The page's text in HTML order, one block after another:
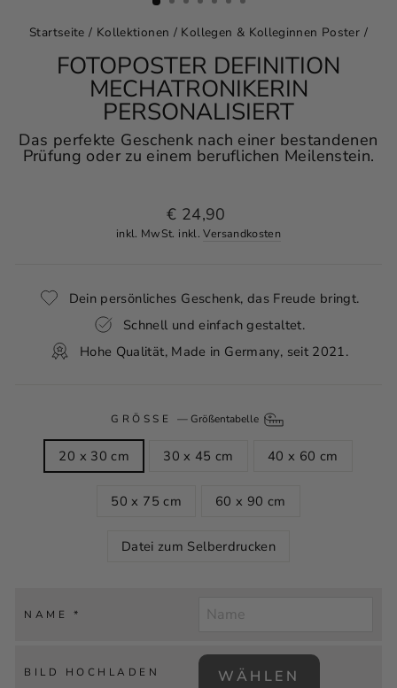
Startseite / Kollektionen / Kollegen & Kolleginnen Poster /
FOTOPOSTER DEFINITION
MECHATRONIKERIN
PERSONALISIERT
Das perfekte Geschenk nach einer bestandenen
Prüfung oder zu einem beruflichen Meilenstein.
Normaler
Preis
€ 24,90
inkl. MwSt. inkl.Versandkosten
Dein persönliches Geschenk, das Freude bringt.
Schnell und einfach gestaltet.
Hohe Qualität, Made in Germany, seit 2021.
GRÖSSE —Größentabelle
20 x 30 cm 30 x 45 cm 40 x 60 cm
50 x 75 cm 60 x 90 cm
Datei zum Selberdrucken
NAME *
BILD HOCHLADEN WÄHLEN